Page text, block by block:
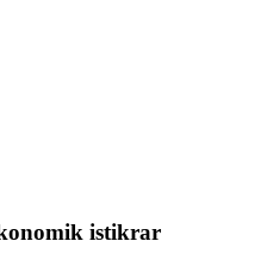
istikrar